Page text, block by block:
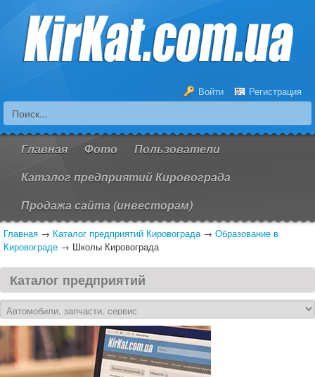
Войти Регистрация
Главная Фото
Пользователи
Каталог предприятий Кировограда
Продажа сайта (инвесторам)
Главная → Каталог предприятий Кировограда → Образование в
Кировограде → Школы Кировограда
Каталог предприятий